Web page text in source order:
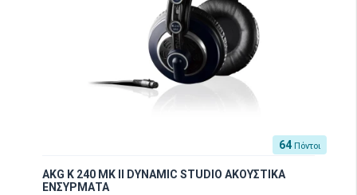
64 Πόντοι
AKG K 240 MK II DYNAMIC STUDIO ΑΚΟΥΣΤΙΚΑ
ΕΝΣΥΡΜΑΤΑ